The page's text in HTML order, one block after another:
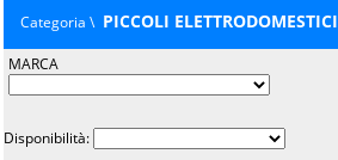
Categoria \ PICCOLI ELETTRODOMESTICI
MARCA
Disponibilità: